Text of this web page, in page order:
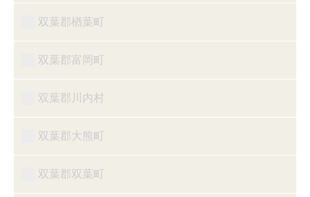
双葉郡楢葉町
双葉郡富岡町
双葉郡川内村
双葉郡大熊町
双葉郡双葉町